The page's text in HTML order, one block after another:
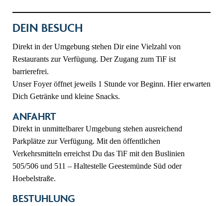
DEIN BESUCH
Direkt in der Umgebung stehen Dir eine Vielzahl von
Restaurants zur Verfügung. Der Zugang zum TiF ist
barrierefrei.
Unser Foyer öffnet jeweils 1 Stunde vor Beginn. Hier erwarten
Dich Getränke und kleine Snacks.
ANFAHRT
Direkt in unmittelbarer Umgebung stehen ausreichend
Parkplätze zur Verfügung. Mit den öffentlichen
Verkehrsmitteln erreichst Du das TiF mit den Buslinien
505/506 und 511 – Haltestelle Geestemünde Süd oder
Hoebelstraße.
BESTUHLUNG